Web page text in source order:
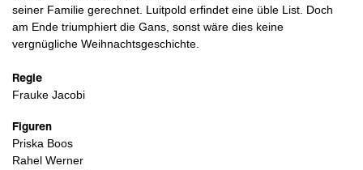
seiner Familie gerechnet. Luitpold erfindet eine üble List. Doch
am Ende triumphiert die Gans, sonst wäre dies keine
vergnügliche Weihnachtsgeschichte.
Regie
Frauke Jacobi
Figuren
Priska Boos
Rahel Werner